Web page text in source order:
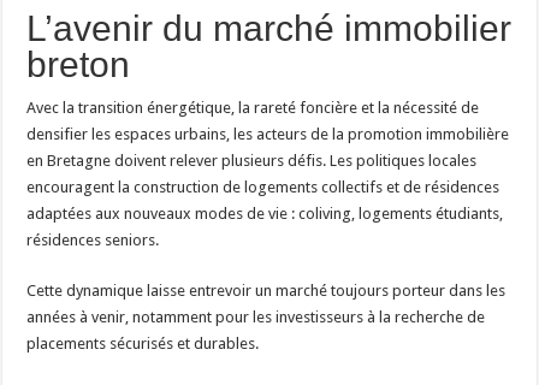
L’avenir du marché immobilier
breton
Avec la transition énergétique, la rareté foncière et la nécessité de
densifier les espaces urbains, les acteurs de la promotion immobilière
en Bretagne doivent relever plusieurs défis. Les politiques locales
encouragent la construction de logements collectifs et de résidences
adaptées aux nouveaux modes de vie : coliving, logements étudiants,
résidences seniors.
Cette dynamique laisse entrevoir un marché toujours porteur dans les
années à venir, notamment pour les investisseurs à la recherche de
placements sécurisés et durables.